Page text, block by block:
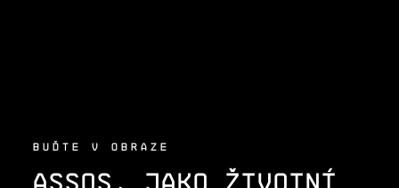
BUĎTE V OBRAZE
ASSOS, JAKO ŽIVOTNÍ